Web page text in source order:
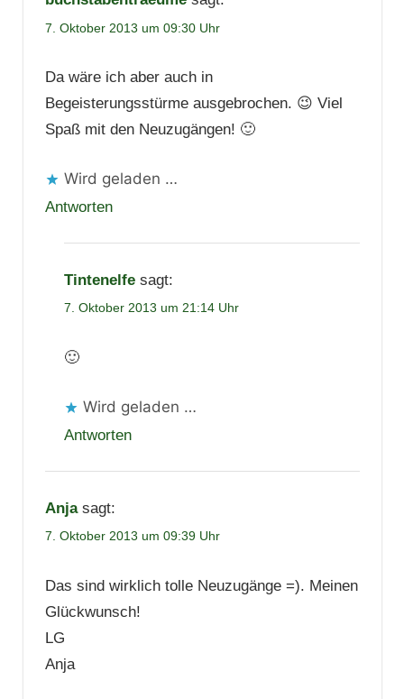
7. Oktober 2013 um 09:30 Uhr
Da wäre ich aber auch in
Begeisterungsstürme ausgebrochen. 😉 Viel
Spaß mit den Neuzugängen! 🙂
Wird geladen …
Antworten
Tintenelfe sagt:
7. Oktober 2013 um 21:14 Uhr
🙂
Wird geladen …
Antworten
Anja sagt:
7. Oktober 2013 um 09:39 Uhr
Das sind wirklich tolle Neuzugänge =). Meinen
Glückwunsch!
LG
Anja